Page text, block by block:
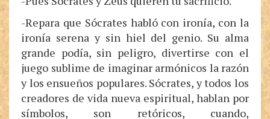
-Repara que Sócrates habló con ironía, con la
ironía serena y sin hiel del genio. Su alma
grande podía, sin peligro, divertirse con el
juego sublime de imaginar armónicos la razón
y los ensueños populares. Sócrates, y todos los
creadores de vida nueva espiritual, hablan por
símbolos, son retóricos, cuando,